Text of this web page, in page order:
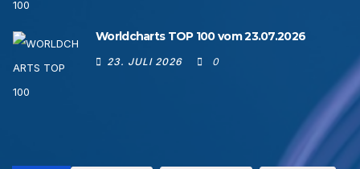
Worldcharts TOP 100 vom 23.07.2026
23. JULI 2026 0